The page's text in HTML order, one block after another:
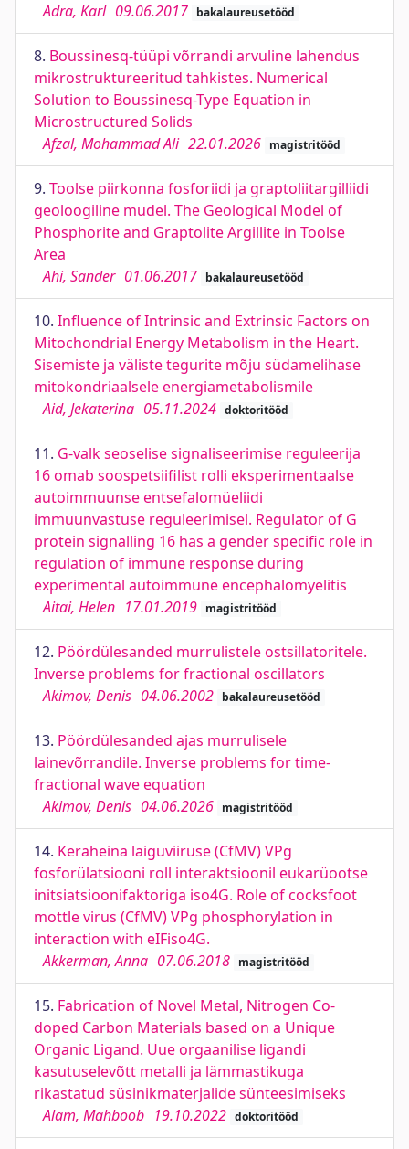
Adra, Karl 09.06.2017 bakalaureusetööd
8. Boussinesq-tüüpi võrrandi arvuline lahendus
mikrostruktureeritud tahkistes. Numerical
Solution to Boussinesq-Type Equation in
Microstructured Solids
Afzal, Mohammad Ali 22.01.2026 magistritööd
9. Toolse piirkonna fosforiidi ja graptoliitargilliidi
geoloogiline mudel. The Geological Model of
Phosphorite and Graptolite Argillite in Toolse
Area
Ahi, Sander 01.06.2017 bakalaureusetööd
10. Influence of Intrinsic and Extrinsic Factors on
Mitochondrial Energy Metabolism in the Heart.
Sisemiste ja väliste tegurite mõju südamelihase
mitokondriaalsele energiametabolismile
Aid, Jekaterina 05.11.2024 doktoritööd
11. G-valk seoselise signaliseerimise reguleerija
16 omab soospetsiifilist rolli eksperimentaalse
autoimmuunse entsefalomüeliidi
immuunvastuse reguleerimisel. Regulator of G
protein signalling 16 has a gender specific role in
regulation of immune response during
experimental autoimmune encephalomyelitis
Aitai, Helen 17.01.2019 magistritööd
12. Pöördülesanded murrulistele ostsillatoritele.
Inverse problems for fractional oscillators
Akimov, Denis 04.06.2002 bakalaureusetööd
13. Pöördülesanded ajas murrulisele
lainevõrrandile. Inverse problems for time-
fractional wave equation
Akimov, Denis 04.06.2026 magistritööd
14. Keraheina laiguviiruse (CfMV) VPg
fosforülatsiooni roll interaktsioonil eukarüootse
initsiatsioonifaktoriga iso4G. Role of cocksfoot
mottle virus (CfMV) VPg phosphorylation in
interaction with eIFiso4G.
Akkerman, Anna 07.06.2018 magistritööd
15. Fabrication of Novel Metal, Nitrogen Co-
doped Carbon Materials based on a Unique
Organic Ligand. Uue orgaanilise ligandi
kasutuselevõtt metalli ja lämmastikuga
rikastatud süsinikmaterjalide sünteesimiseks
Alam, Mahboob 19.10.2022 doktoritööd